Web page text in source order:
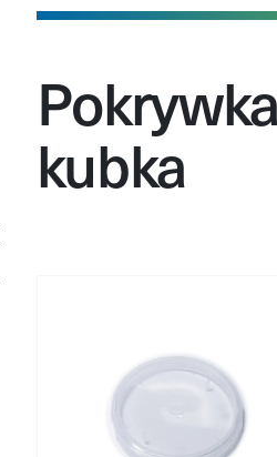
kubka